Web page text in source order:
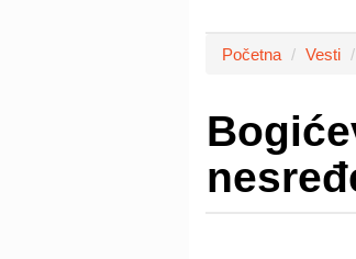
Početna Vesti